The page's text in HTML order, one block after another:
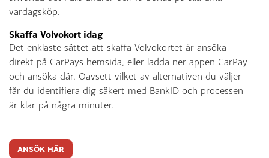
vardagsköp.
Skaffa Volvokort idag
Det enklaste sättet att skaffa Volvokortet är ansöka
direkt på CarPays hemsida, eller ladda ner appen CarPay
och ansöka där. Oavsett vilket av alternativen du väljer
får du identifiera dig säkert med BankID och processen
är klar på några minuter.
ANSÖK HÄR